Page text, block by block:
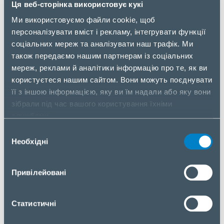
Ця веб-сторінка використовує кукі
Ми використовуємо файли cookie, щоб
персоналізувати вміст і рекламу, інтегрувати функції
соціальних мереж та аналізувати наш трафік. Ми
також передаємо нашим партнерам із соціальних
мереж, реклами й аналітики інформацію про те, як ви
користуєтеся нашим сайтом. Вони можуть поєднувати
її з іншою інформацією, яку ви їм надали або яку вони
зібрали під час вашого користування їхніми
згоди
Необхідні
Привілейовані
Статистичні
системні вимоги передбачають 64-розрядний
процесор на архітектурі x86 або ARM з об’ємом
оперативної пам’яті від 4 ГБ. Хоча для роботи з
HD-відео рекомендується 8 ГБ ОЗУ.
У системах відеоспостереження надзвичайно
важливим аспектом є забезпечення їх
безперебійної роботи. Для цього до складу
рішення для кожного з QVR Pro можна включати
по одному резервному вузлу під управлінням ПЗ
відмові основного – він забезпечує безперервний
запис даних до тих пір, поки основний вузол не
перезавантаження. У цьому полягає принципова
При організації у мережевому сховищі простору